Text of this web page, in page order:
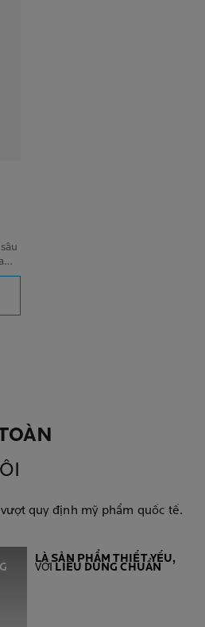
quy định mỹ phẩm quốc tế.
LÀ SẢN PHẨM THIẾT YẾU,
VỚI LIỀU DÙNG CHUẨN